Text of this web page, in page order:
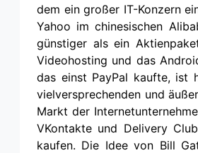
dem ein großer IT-Konzern
Yahoo im chinesischen
günstiger als ein
Videohosting und das
das einst PayPal kaufte, ist
vielversprechenden und
Markt der
VKontakte und Delivery
kaufen. Die Idee von Bill